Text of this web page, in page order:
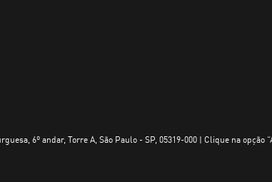
6º andar, Torre A, São Paulo - SP, 05319-000 | Clique na